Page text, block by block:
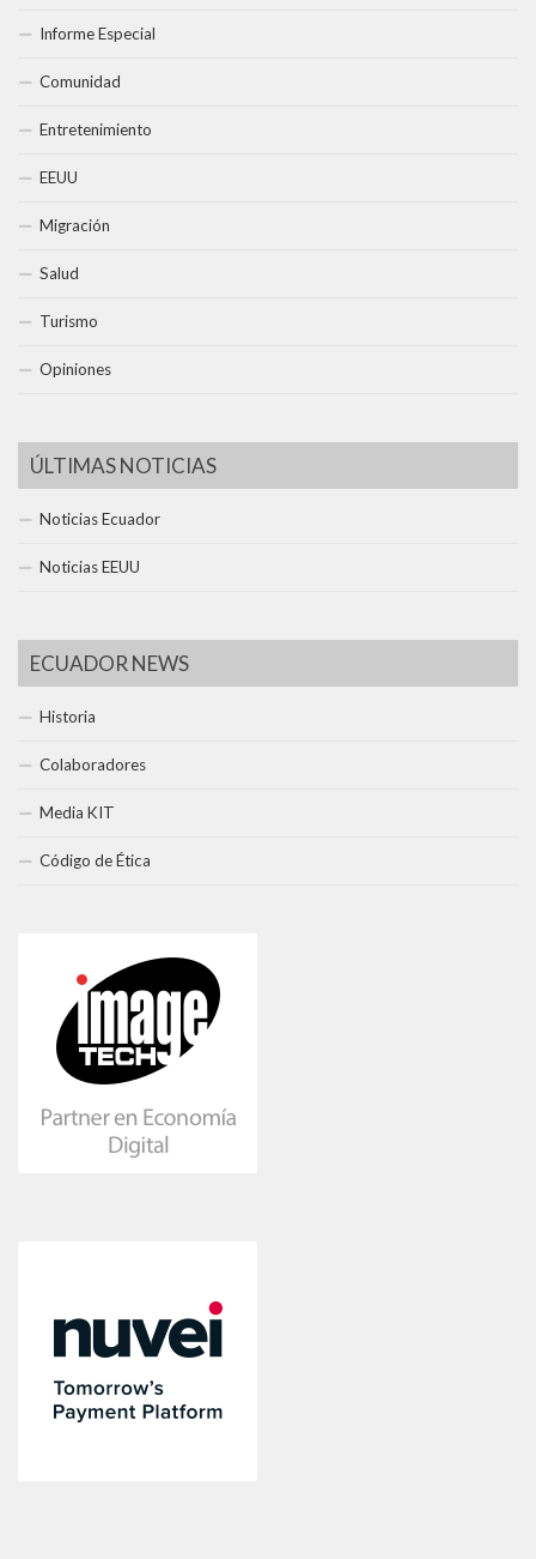
Informe Especial
Comunidad
Entretenimiento
EEUU
Migración
Salud
Turismo
Opiniones
ÚLTIMAS NOTICIAS
Noticias Ecuador
Noticias EEUU
ECUADOR NEWS
Historia
Colaboradores
Media KIT
Código de Ética